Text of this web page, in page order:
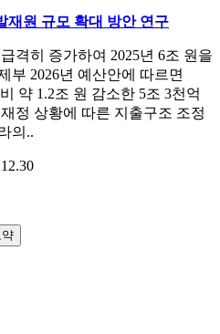
재원 규모 확대 방안 연구
격히 증가하여 2025년 6조 원을
부 2026년 예산안에 따르면
약 1.2조 원 감소한 5조 3천억
정 상황에 따른 지출구조 조정
의..